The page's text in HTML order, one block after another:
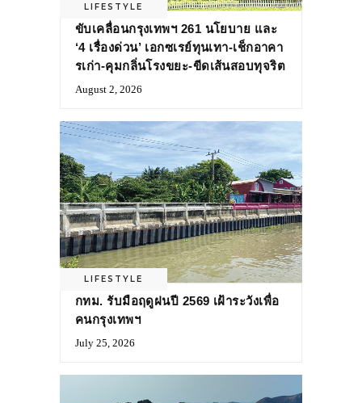
LIFESTYLE
ขับเคลื่อนกรุงเทพฯ 261 นโยบาย และ
‘4 เรื่องด่วน’ เอกซเรย์ทุนเทา-เช็กอาคา
รเก่า-คุมกลิ่นโรงขยะ-ขีดเส้นสอบทุจริต
August 2, 2026
LIFESTYLE
กทม. รับมือฤดูฝนปี 2569 เฝ้าระวังเพื่อ
คนกรุงเทพฯ
July 25, 2026